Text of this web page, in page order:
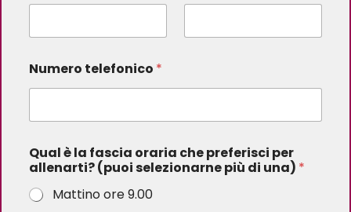
Numero telefonico *
Qual è la fascia oraria che preferisci per
allenarti? (puoi selezionarne più di una) *
Mattino ore 9.00